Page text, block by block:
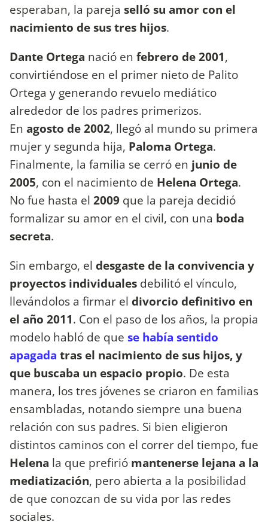
esperaban, la pareja selló su amor con el
nacimiento de sus tres hijos.
Dante Ortega nació en febrero de 2001,
convirtiéndose en el primer nieto de Palito
Ortega y generando revuelo mediático
alrededor de los padres primerizos.
En agosto de 2002, llegó al mundo su primera
mujer y segunda hija, Paloma Ortega.
Finalmente, la familia se cerró en junio de
2005, con el nacimiento de Helena Ortega.
No fue hasta el 2009 que la pareja decidió
formalizar su amor en el civil, con una boda
secreta.
Sin embargo, el desgaste de la convivencia y
proyectos individuales debilitó el vínculo,
llevándolos a firmar el divorcio definitivo en
el año 2011. Con el paso de los años, la propia
modelo habló de que se había sentido
apagada tras el nacimiento de sus hijos, y
que buscaba un espacio propio. De esta
manera, los tres jóvenes se criaron en familias
ensambladas, notando siempre una buena
relación con sus padres. Si bien eligieron
distintos caminos con el correr del tiempo, fue
Helena la que prefirió mantenerse lejana a la
mediatización, pero abierta a la posibilidad
de que conozcan de su vida por las redes
sociales.